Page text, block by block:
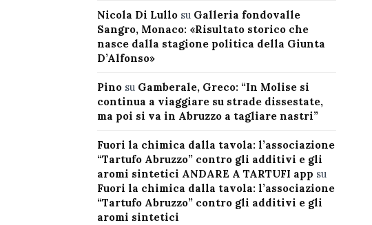
Nicola Di Lullosu Galleria fondovalle
Sangro, Monaco: «Risultato storico che
nasce dalla stagione politica della Giunta
D’Alfonso»
Pinosu Gamberale, Greco: “In Molise si
continua a viaggiare su strade dissestate,
ma poi si va in Abruzzo a tagliare nastri”
Fuori la chimica dalla tavola: l’associazione
“Tartufo Abruzzo” contro gli additivi e gli
aromi sintetici ANDARE A TARTUFI app su
Fuori la chimica dalla tavola: l’associazione
“Tartufo Abruzzo” contro gli additivi e gli
aromi sintetici